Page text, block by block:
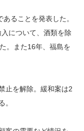
ることを発表した。
について、酒類を除
。また16年、福島を
止を解除。緩和案は2
。